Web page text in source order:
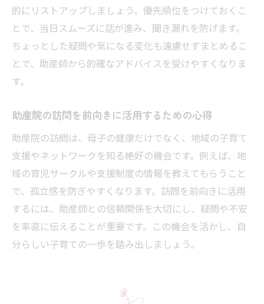
的にリストアップしましょう。優先順位をつけておくこ
とで、当日スムーズに話が進み、聞き漏れを防げます。
ちょっとした疑問や気になる変化も遠慮せずまとめるこ
とで、助産師から的確なアドバイスを受けやすくなりま
す。
助産院の訪問を前向きに活用するための心得
助産院の訪問は、母子の健康だけでなく、地域の子育て
支援やネットワークを知る絶好の機会です。例えば、地
域の育児サークルや支援制度の情報を教えてもらうこと
で、孤立感を防ぎやすくなります。訪問を前向きに活用
するには、助産師との信頼関係を大切にし、疑問や不安
を率直に伝えることが重要です。この機会を活かし、自
分らしい子育ての一歩を踏み出しましょう。